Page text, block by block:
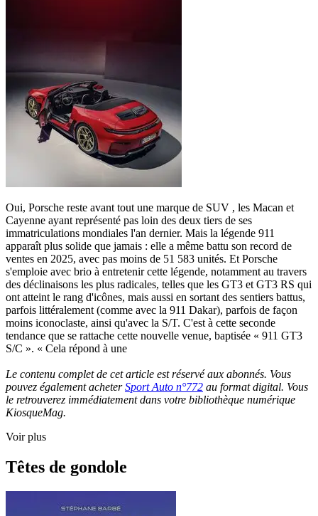
Oui, Porsche reste avant tout une marque de SUV , les Macan et
Cayenne ayant représenté pas loin des deux tiers de ses
immatriculations mondiales l'an dernier. Mais la légende 911
apparaît plus solide que jamais : elle a même battu son record de
ventes en 2025, avec pas moins de 51 583 unités. Et Porsche
s'emploie avec brio à entretenir cette légende, notamment au travers
des déclinaisons les plus radicales, telles que les GT3 et GT3 RS qui
ont atteint le rang d'icônes, mais aussi en sortant des sentiers battus,
parfois littéralement (comme avec la 911 Dakar), parfois de façon
moins iconoclaste, ainsi qu'avec la S/T. C'est à cette seconde
tendance que se rattache cette nouvelle venue, baptisée « 911 GT3
S/C ». « Cela répond à une
Le contenu complet de cet article est réservé aux abonnés. Vous
pouvez également acheterSport Auto n°772 au format digital. Vous
le retrouverez immédiatement dans votre bibliothèque numérique
KiosqueMag.
Voir plus
Têtes de gondole